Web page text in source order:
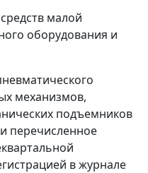
малой
оборудования и
механизмов,
подъемников
перечисленное
в журнале